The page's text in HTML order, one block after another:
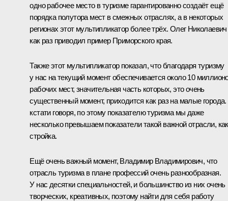
одно рабочее место в туризме гарантированно создаёт ещё
порядка полутора мест в смежных отраслях, а в некоторых
регионах этот мультипликатор более трёх. Олег Николаевич
как раз приводил пример Приморского края.
Также этот мультипликатор показал, что благодаря туризму
у нас на текущий момент обеспечивается около 10
рабочих мест, значительная часть которых, это очень
существенный момент, приходится как раз на малые
кстати говоря, по этому показателю туризма мы даже
несколько превышаем показатели такой важной отрасли, как
стройка.
Ещё очень важный момент, Владимир Владимирович, что
отрасль туризма в плане профессий очень разнообразная.
У нас десятки специальностей, и большинство из них очень
творческих, креативных, поэтому найти для себя работу